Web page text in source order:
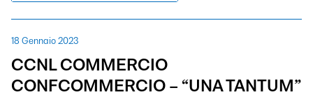
18 Gennaio 2023
CCNL COMMERCIO
CONFCOMMERCIO – “UNA TANTUM”